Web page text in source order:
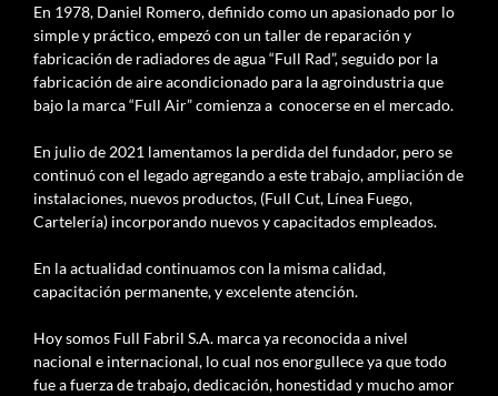
En 1978, Daniel Romero, definido como un apasionado por lo
simple y práctico, empezó con un taller de reparación y
fabricación de radiadores de agua “Full Rad”, seguido por la
fabricación de aire acondicionado para la agroindustria que
bajo la marca “Full Air” comienza a conocerse en el mercado.
En julio de 2021 lamentamos la perdida del fundador, pero se
continuó con el legado agregando a este trabajo, ampliación de
instalaciones, nuevos productos, (Full Cut, Línea Fuego,
Cartelería) incorporando nuevos y capacitados empleados.
En la actualidad continuamos con la misma calidad,
capacitación permanente, y excelente atención.
Hoy somos Full Fabril S.A. marca ya reconocida a nivel
nacional e internacional, lo cual nos enorgullece ya que todo
fue a fuerza de trabajo, dedicación, honestidad y mucho amor